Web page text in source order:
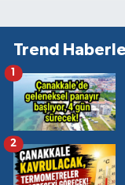
Trend
1
2